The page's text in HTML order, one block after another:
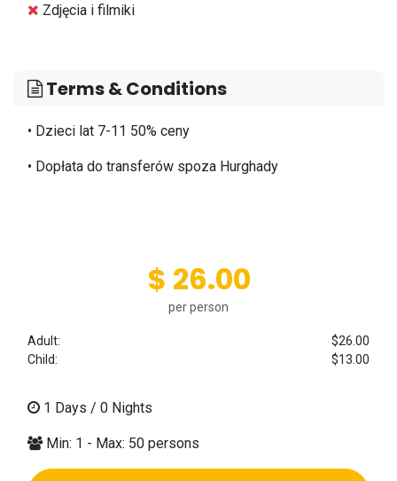
Zdjęcia i filmiki
Terms & Conditions
•⁠ ⁠Dzieci lat 7-11 50% ceny
•⁠ ⁠Dopłata do transferów spoza Hurghady
$ 26.00
per person
Adult:
$26.00
Child:
$13.00
1 Days / 0 Nights
Min: 1 - Max: 50 persons